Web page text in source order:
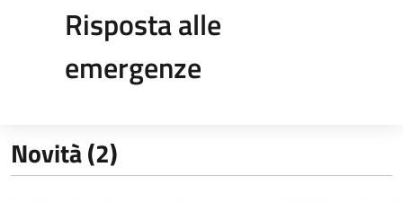
Risposta alle
emergenze
Novità (2)